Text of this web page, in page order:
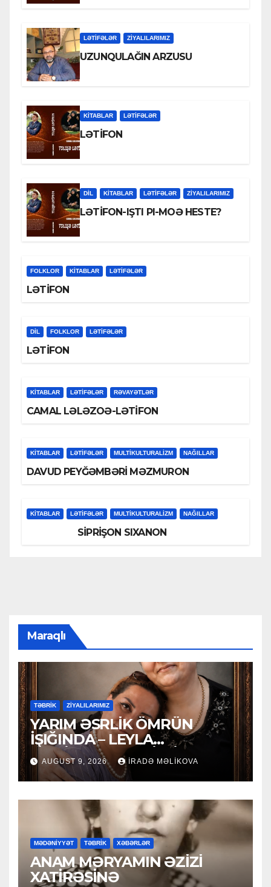
LƏTIFƏLƏR ZİYALILARIMIZ
UZUNQULAĞIN ARZUSU
KİTABLAR LƏTIFƏLƏR
LƏTİFON
DİL KİTABLAR LƏTIFƏLƏR ZİYALILARIMIZ
LƏTİFON-IŞTI PI-MOƏ HESTE?
FOLKLOR KİTABLAR LƏTIFƏLƏR
LƏTİFON
DİL FOLKLOR LƏTIFƏLƏR
LƏTİFON
KİTABLAR LƏTIFƏLƏR RƏVAYƏTLƏR
CAMAL LƏLƏZOƏ-LƏTİFON
KİTABLAR LƏTIFƏLƏR MULTIKULTURALIZM NAĞILLAR
DAVUD PEYĞƏMBƏRİ MƏZMURON
KİTABLAR LƏTIFƏLƏR MULTIKULTURALIZM NAĞILLAR
SİPRİŞON SIXANON
Maraqlı
TƏBRİK ZİYALILARIMIZ
YARIM ƏSRLİK ÖMRÜN
İŞIĞINDA – LEYLA
MƏCİDOVAYA 50 İLLİK
YUBİLEY TƏBRİKİ
AUGUST 9, 2026 İRADƏ MƏLIKOVA
MƏDƏNİYYƏT TƏBRİK XƏBƏRLƏR
ANAM MƏRYAMIN ƏZİZİ
XATİRƏSİNƏ